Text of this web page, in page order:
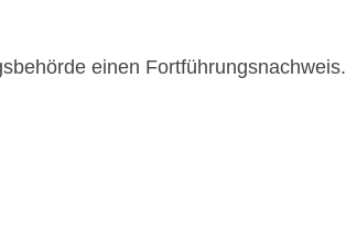
einen Fortführungsnachweis.